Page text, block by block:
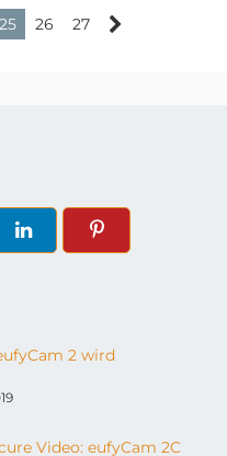
25 26 27
2 wird
Video: eufyCam 2C